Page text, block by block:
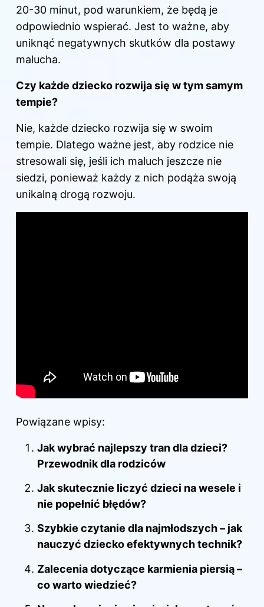
20-30 minut, pod warunkiem, że będą je
odpowiednio wspierać. Jest to ważne, aby
uniknąć negatywnych skutków dla postawy
malucha.
Czy każde dziecko rozwija się w tym samym
tempie?
Nie, każde dziecko rozwija się w swoim
tempie. Dlatego ważne jest, aby rodzice nie
stresowali się, jeśli ich maluch jeszcze nie
siedzi, ponieważ każdy z nich podąża swoją
unikalną drogą rozwoju.
Powiązane wpisy:
Jak wybrać najlepszy tran dla dzieci?
Przewodnik dla rodziców
Jak skutecznie liczyć dzieci na wesele i
nie popełnić błędów?
Szybkie czytanie dla najmłodszych – jak
nauczyć dziecko efektywnych technik?
Zalecenia dotyczące karmienia piersią –
co warto wiedzieć?